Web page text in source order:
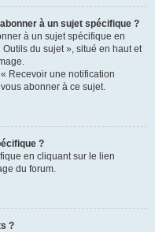
à un sujet spécifique ?
à un sujet spécifique en
du sujet », situé en haut et
Recevoir une notification
abonner à ce sujet.
?
en cliquant sur le lien
du forum.
?